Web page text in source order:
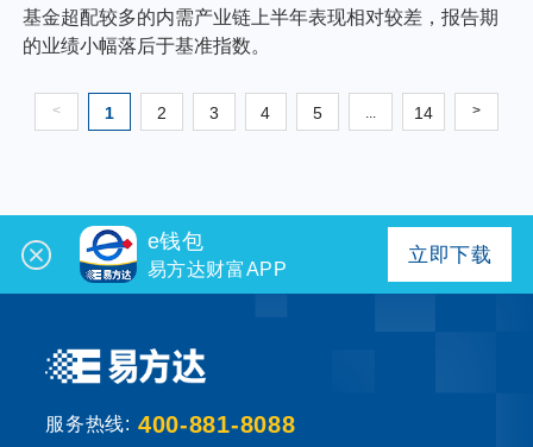
基金超配较多的内需产业链上半年表现相对较差，报告期
的业绩小幅落后于基准指数。
< 1 2 3 4 5 14 >
e钱包
易方达财富APP
立即下载
服务热线: 400-881-8088